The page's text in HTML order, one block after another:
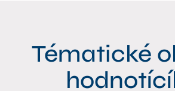
Tématické